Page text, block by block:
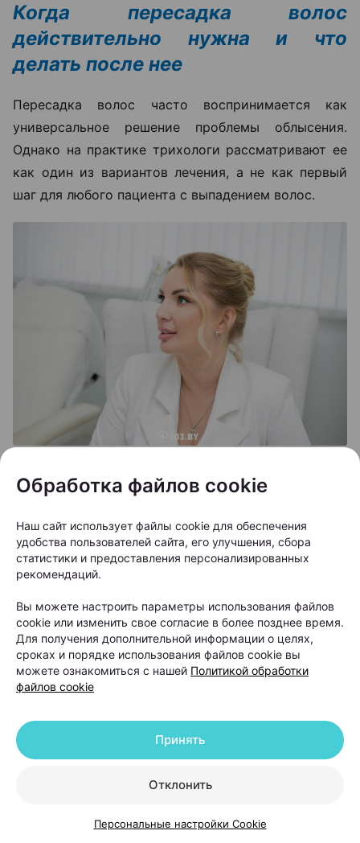
Когда пересадка волос
действительно нужна и что
делать после нее
Пересадка волос часто воспринимается как
универсальное решение проблемы облысения.
Однако на практике трихологи рассматривают ее
как один из вариантов лечения, а не как первый
шаг для любого пациента с выпадением волос.
выраженной андрогенетической алопецией, когда
волосы значительно поредели в лобной или
теменной зоне, а консервативные методы уже не
позволяют добиться заметного улучшения.
Обработка файлов cookie
Наш сайт использует файлы cookie для обеспечения
удобства пользователей сайта, его улучшения, сбора
статистики и предоставления персонализированных
рекомендаций.
Вы можете настроить параметры использования файлов
cookie или изменить свое согласие в более позднее время.
Для получения дополнительной информации о целях,
сроках и порядке использования файлов cookie вы
можете ознакомиться с нашей Политикой обработки
файлов cookie
Отклонить
Принять
Персональные настройки Cookie